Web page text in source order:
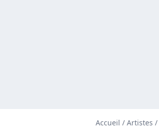
Accueil / Artistes /